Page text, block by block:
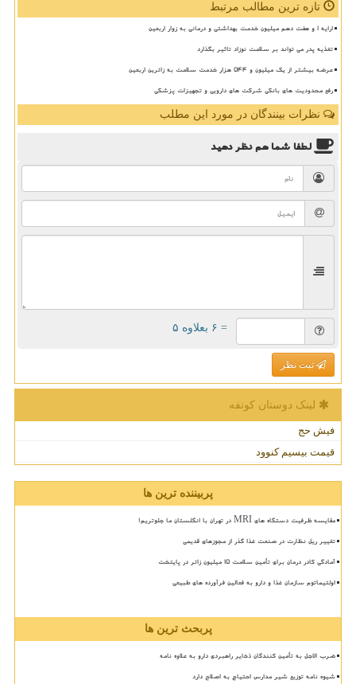
تازه ترین مطالب مرتبط
ارایه ۱ و هفت دهم میلیون خدمت بهداشتی و درمانی به زوار اربعین
تغذیه پدر می تواند بر سلامت نوزاد تاثیر بگذارد
عرضه بیشتر از یک میلیون و ۵۴۴ هزار خدمت سلامت به زائرین اربعین
رفع محدودیت های بانکی شرکت های دارویی و تجهیزات پزشکی
نظرات بینندگان در مورد این مطلب
لطفا شما همنظر دهید
= ۶ بعلاوه ۵
ثبت نظر
لینک دوستان كونفه
فیش حج
قیمت بیسیم کنوود
پربیننده ترین ها
مقایسه ظرفیت دستگاه های MRI در تهران با انگلستان ما جلوتریم!
تغییر ریل نظارت در صنعت غذا گذر از مجوزهای قدیمی
آمادگی کادر درمان برای تأمین سلامت 15 میلیون زائر در پایتخت
اولتیماتوم سازمان غذا و دارو به فعالین فرآورده های طبیعی
پربحث ترین ها
ضرب الاجل به تأمین کنندگان ذخایر راهبردی دارو به علاوه نامه
شیوه نامه توزیع شیر مدارس احتیاج به اصلاح دارد